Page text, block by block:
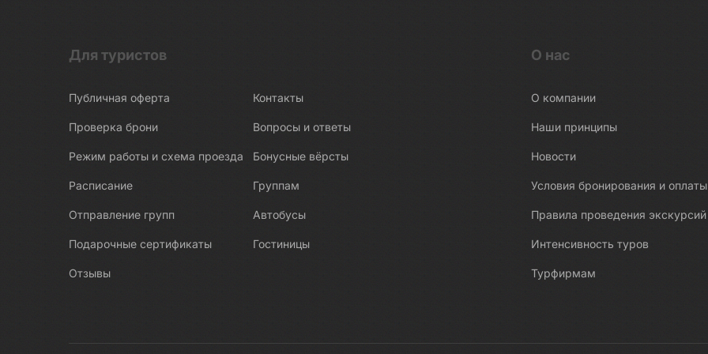
Для туристов
Публичная оферта
Проверка брони
Режим работы и схема проезда
Расписание
Отправление групп
Подарочные сертификаты
Отзывы
Контакты
Вопросы и ответы
Бонусные вёрсты
Группам
Автобусы
Гостиницы
О нас
О компании
Наши принципы
Новости
Условия бронирования и оплаты
Правила проведения экскурсий
Интенсивность туров
Турфирмам